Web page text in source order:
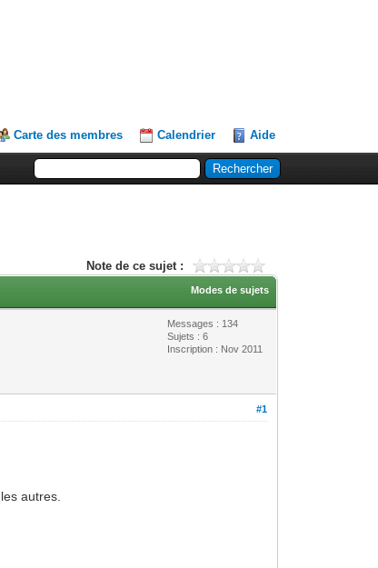
Carte des membres Calendrier Aide
Note de ce sujet :
Modes de sujets
Messages : 134
Sujets : 6
Inscription : Nov 2011
#1
autres.